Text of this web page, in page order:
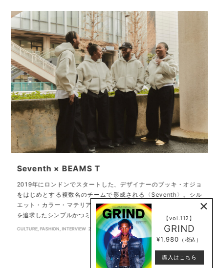
Seventh × BEAMS T
2019年にロンドンでスタートした、デザイナーのブッキ・オジョ
をはじめとする複数名のチームで形成される〈Seventh〉。シル
エット・カラー・マテリアルといった3点にフォーカスし、快適性
を追求したシンプルかつミニマルなウ…
CULTURE, FASHION INTERVIEW2025.3.25
【vol.112】
GRIND
¥1,980 （税込）
購入はこちら
×